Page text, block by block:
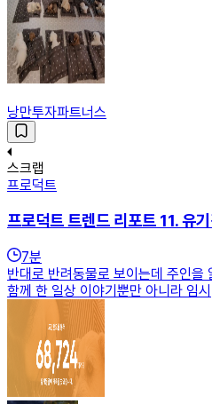
낭만투자파트너스
스크랩
프로덕트
프로덕트 트렌드 리포트 11. 유
7분
반대로 반려동물로 보이는데 주인
함께 한 일상 이야기뿐만 아니라 임시